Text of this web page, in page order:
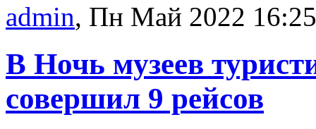
admin, Пн Май 2022 16:25
В Ночь музеев
совершил 9 рейсов